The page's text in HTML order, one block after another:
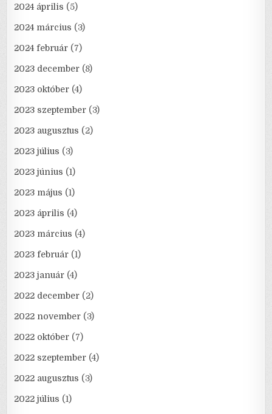
2024 április (5)
2024 március (3)
2024 február (7)
2023 december (8)
2023 október (4)
2023 szeptember (3)
2023 augusztus (2)
2023 július (3)
2023 június (1)
2023 május (1)
2023 április (4)
2023 március (4)
2023 február (1)
2023 január (4)
2022 december (2)
2022 november (3)
2022 október (7)
2022 szeptember (4)
2022 augusztus (3)
2022 július (1)